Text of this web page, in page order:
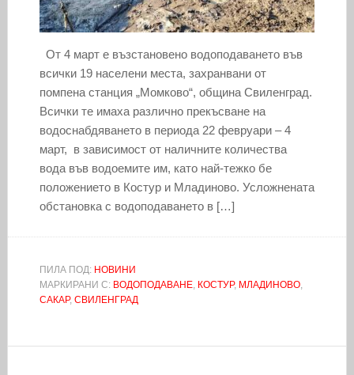
От 4 март е възстановено водоподаването във
всички 19 населени места, захранвани от
помпена станция „Момково“, община Свиленград.
Всички те имаха различно прекъсване на
водоснабдяването в периода 22 февруари – 4
март, в зависимост от наличните количества
вода във водоемите им, като най-тежко бе
положението в Костур и Младиново. Усложнената
обстановка с водоподаването в […]
ПИЛА ПОД: НОВИНИ
МАРКИРАНИ С: ВОДОПОДАВАНЕ, КОСТУР, МЛАДИНОВО,
САКАР, СВИЛЕНГРАД